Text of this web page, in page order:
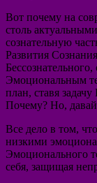
Вот почему на
столь
сознательную
Развития
Эмоциональным
план, ставя
Почему? Но,
Все дело в том,
низкими
Эмоционального
себя, защищая